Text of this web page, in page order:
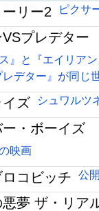
ーリー2 ピクサ
プレデター
』と『エイリア
レデター』が同じ
イズ シュワルツ
・ボーイズ
映画
コビッチ 公
夢 ザ・リア